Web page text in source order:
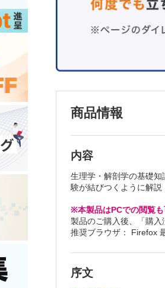
商品情報
内容
生理学・解剖学の基礎
験が結びつくように解説
※本製品はPCでの閲覧も
製品のご購入後、「購
推奨ブラウザ： Firefox
序文